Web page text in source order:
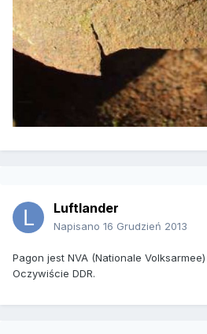
Luftlander
Napisano 16 Grudzień 2013
Pagon jest NVA (Nationale
Oczywiście DDR.